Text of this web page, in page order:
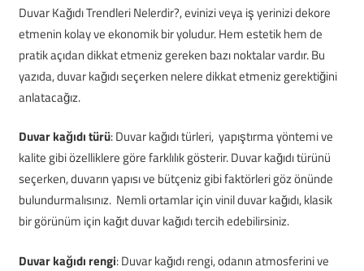
Duvar Kağıdı Trendleri Nelerdir?, evinizi veya iş yerinizi dekore
etmenin kolay ve ekonomik bir yoludur. Hem estetik hem de
pratik açıdan dikkat etmeniz gereken bazı noktalar vardır. Bu
yazıda, duvar kağıdı seçerken nelere dikkat etmeniz gerektiğini
anlatacağız.
Duvar kağıdı türü: Duvar kağıdı türleri, yapıştırma yöntemi ve
kalite gibi özelliklere göre farklılık gösterir. Duvar kağıdı türünü
seçerken, duvarın yapısı ve bütçeniz gibi faktörleri göz önünde
bulundurmalısınız. Nemli ortamlar için vinil duvar kağıdı, klasik
bir görünüm için kağıt duvar kağıdı tercih edebilirsiniz.
Duvar kağıdı rengi: Duvar kağıdı rengi, odanın atmosferini ve